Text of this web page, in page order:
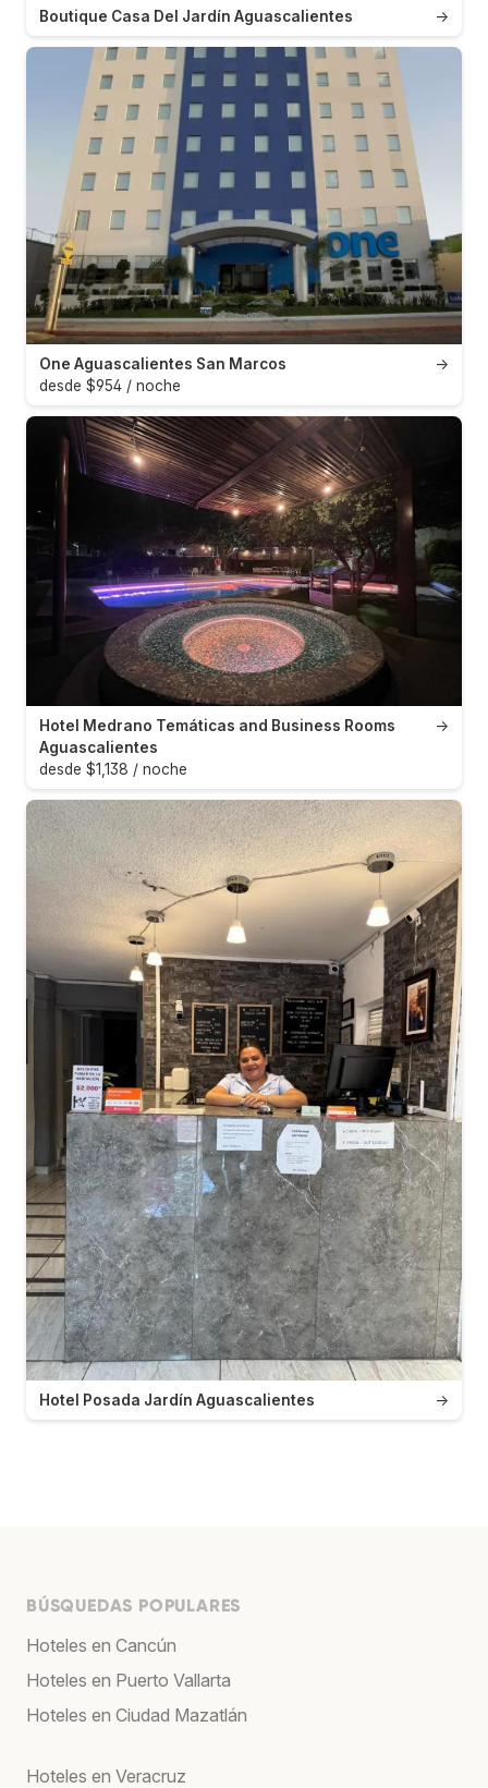
→
Boutique Casa Del Jardín Aguascalientes
→
One Aguascalientes San Marcos
desde $954 / noche
→
Hotel Medrano Temáticas and Business Rooms
Aguascalientes
desde $1,138 / noche
→
Hotel Posada Jardín Aguascalientes
BÚSQUEDAS POPULARES
Hoteles en Cancún
Hoteles en Puerto Vallarta
Hoteles en Ciudad Mazatlán
Hoteles en Veracruz